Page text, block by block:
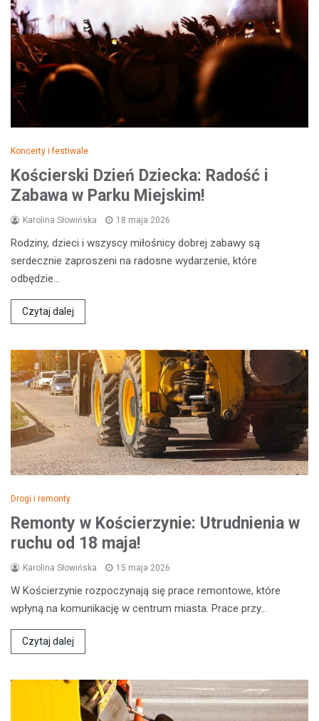
Koncerty i festiwale
Kościerski Dzień Dziecka: Radość i
Zabawa w Parku Miejskim!
Karolina Słowińska 18 maja 2026
Rodziny, dzieci i wszyscy miłośnicy dobrej zabawy są
serdecznie zaproszeni na radosne wydarzenie, które
odbędzie…
Czytaj dalej
Drogi i remonty
Remonty w Kościerzynie: Utrudnienia w
ruchu od 18 maja!
Karolina Słowińska 15 maja 2026
W Kościerzynie rozpoczynają się prace remontowe, które
wpłyną na komunikację w centrum miasta. Prace przy…
Czytaj dalej